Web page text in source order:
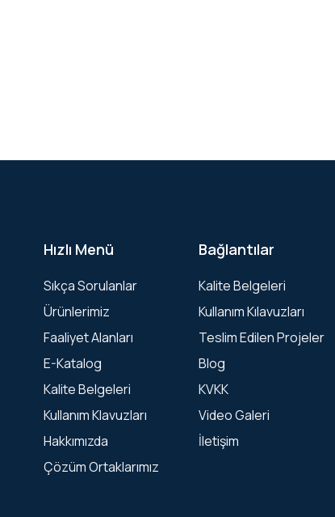
Hızlı Menü
Sıkça Sorulanlar
Ürünlerimiz
Faaliyet Alanları
E-Katalog
Kalite Belgeleri
Kullanım Klavuzları
Hakkımızda
Çözüm Ortaklarımız
Bağlantılar
Kalite Belgeleri
Kullanım Kılavuzları
Teslim Edilen Projeler
Blog
KVKK
Video Galeri
İletişim